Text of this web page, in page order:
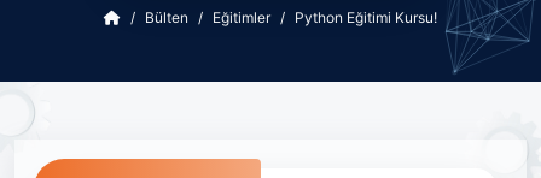
Bülten Eğitimler Python Eğitimi Kursu!